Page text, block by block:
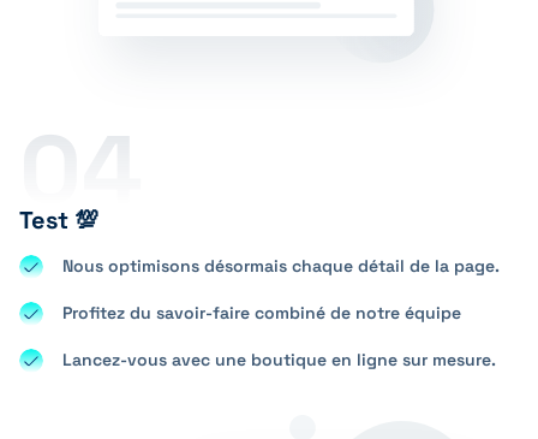
04
Test 💯
Nous optimisons désormais chaque détail de la page.
Profitez du savoir-faire combiné de notre équipe
Lancez-vous avec une boutique en ligne sur mesure.